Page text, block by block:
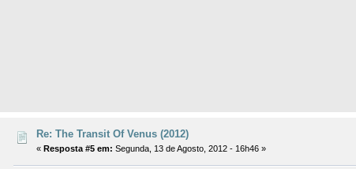
Re: The Transit Of Venus (2012)
« Resposta #5 em: Segunda, 13 de Agosto, 2012 - 16h46 »